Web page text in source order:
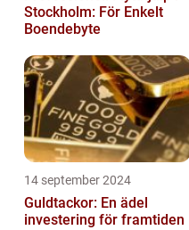
Stockholm: För Enkelt
Boendebyte
14 september 2024
Guldtackor: En ädel
investering för framtiden